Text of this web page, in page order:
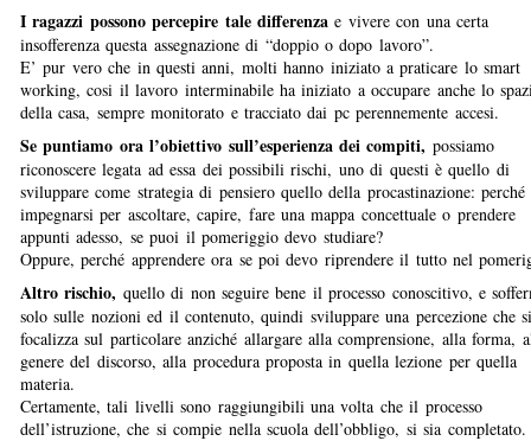
I ragazzi possono percepire tale differenza e vivere con una certa
insofferenza questa assegnazione di “doppio o dopo lavoro”.
E’ pur vero che in questi anni, molti hanno iniziato a praticare lo smart
working, cosi il lavoro interminabile ha iniziato a occupare anche lo
della casa, sempre monitorato e tracciato dai pc perennemente accesi.
Se puntiamo ora l’obiettivo sull’esperienza dei compiti, possiamo
riconoscere legata ad essa dei possibili rischi, uno di questi è quello di
sviluppare come strategia di pensiero quello della procastinazione: perché
impegnarsi per ascoltare, capire, fare una mappa concettuale o prendere
appunti adesso, se puoi il pomeriggio devo studiare?
Oppure, perché apprendere ora se poi devo riprendere il tutto nel
Altro rischio, quello di non seguire bene il processo conoscitivo, e
solo sulle nozioni ed il contenuto, quindi sviluppare una percezione che
focalizza sul particolare anziché allargare alla comprensione, alla forma,
genere del discorso, alla procedura proposta in quella lezione per quella
materia.
Certamente, tali livelli sono raggiungibili una volta che il processo
dell’istruzione, che si compie nella scuola dell’obbligo, si sia completato.